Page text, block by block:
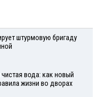
штурмовую бригаду
вода: как новый
жизни во дворах